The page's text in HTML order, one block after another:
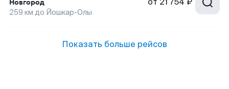
Новгород
259 км до Йошкар-Олы
Показать больше рейсов